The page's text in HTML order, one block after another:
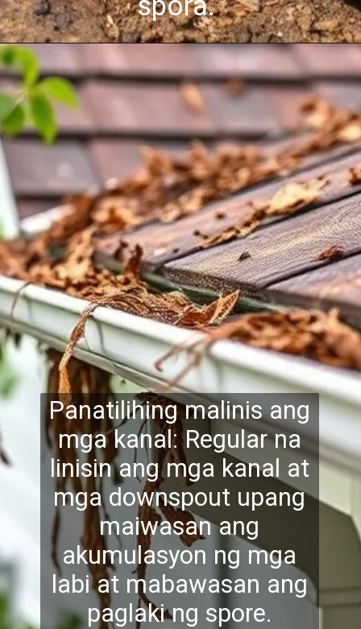
Panatilihing malinis ang
mga kanal: Regular na
linisin ang mga kanal at
mga downspout upang
maiwasan ang
akumulasyon ng mga
labi at mabawasan ang
paglaki ng spore.